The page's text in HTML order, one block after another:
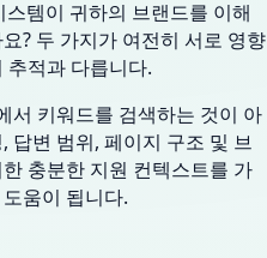
템이 귀하의 브랜드를 이해
? 두 가지가 여전히 서로 영향
추적과 다릅니다.
서 키워드를 검색하는 것이 아
답변 범위, 페이지 구조 및 브
충분한 지원 컨텍스트를 가
움이 됩니다.